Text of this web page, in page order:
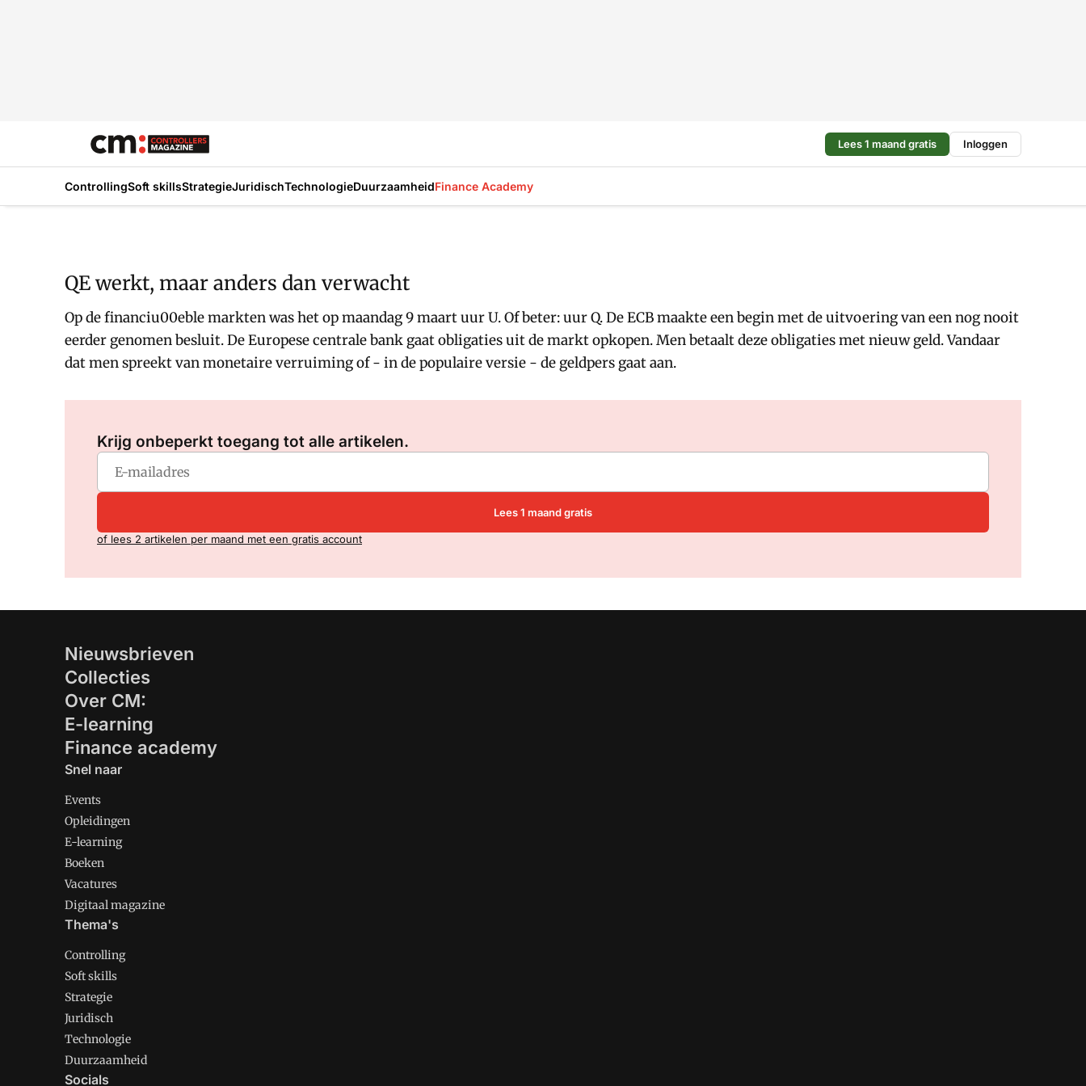
Lees 1 maand gratis Inloggen
ControllingSoft skillsStrategieJuridischTechnologieDuurzaamheidFinance Academy
QE werkt, maar anders dan verwacht
Op de financiu00eble markten was het op maandag 9 maart uur U. Of beter: uur Q. De ECB maakte een begin met de uitvoering van een nog nooit
eerder genomen besluit. De Europese centrale bank gaat obligaties uit de markt opkopen. Men betaalt deze obligaties met nieuw geld. Vandaar
dat men spreekt van monetaire verruiming of - in de populaire versie - de geldpers gaat aan.
Krijg onbeperkt toegang tot alle artikelen.
Lees 1 maand gratis
of lees 2 artikelen per maand met een gratis account
Nieuwsbrieven
Collecties
Over CM:
E-learning
Finance academy
Snel naar
Events
Opleidingen
E-learning
Boeken
Vacatures
Digitaal magazine
Thema's
Controlling
Soft skills
Strategie
Juridisch
Technologie
Duurzaamheid
Socials